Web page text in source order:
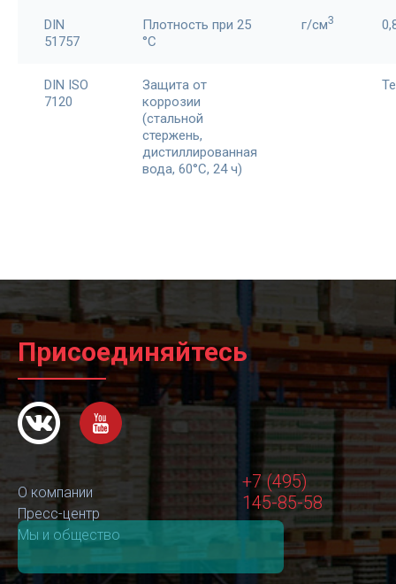
DIN
51757
Плотность при 25
°С
г/см3
DIN ISO
7120
Защита от
коррозии
(стальной
стержень,
дистиллированная
вода, 60°С, 24 ч)
Присоединяйтесь
О компании
Пресс-центр
Мы и общество
+7 (495)
145-85-58